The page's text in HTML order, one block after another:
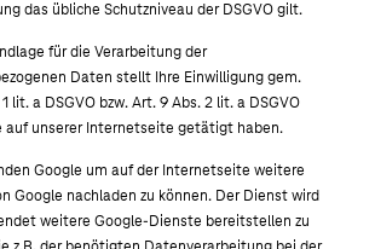
das übliche Schutzniveau der DSGVO gilt.
für die Verarbeitung der
Daten stellt Ihre Einwilligung gem.
lit. a DSGVO bzw. Art. 9 Abs. 2 lit. a DSGVO
auf unserer Internetseite getätigt haben.
Google um auf der Internetseite weitere
Google nachladen zu können. Der Dienst wird
weitere Google-Dienste bereitstellen zu